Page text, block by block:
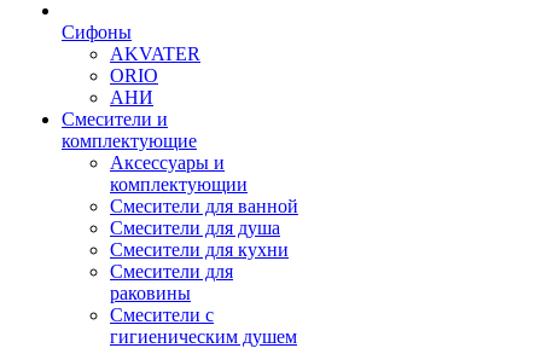
Сифоны
AKVATER
ORIO
АНИ
Смесители и
комплектующие
Аксессуары и
комплектующии
Смесители для ванной
Смесители для душа
Смесители для кухни
Смесители для
раковины
Смесители с
гигиеническим душем